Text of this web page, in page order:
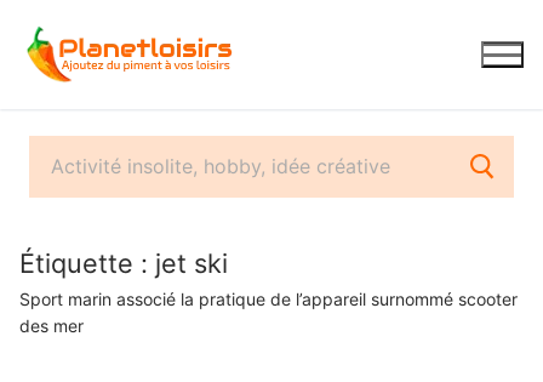
contenu
Étiquette : jet ski
Sport marin associé la pratique de l’appareil surnommé scooter
des mer